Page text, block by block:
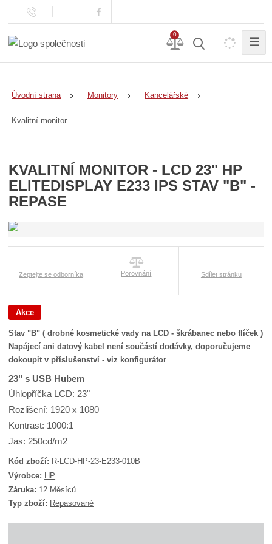
0
☰
Úvodní strana Monitory Kancelářské
Kvalitní monitor - LCD 23" HP EliteDisplay E233 IPS stav "B" - Repase
KVALITNÍ MONITOR - LCD 23" HP
ELITEDISPLAY E233 IPS STAV "B" -
REPASE
Zeptejte se odborníka Porovnání Sdílet stránku
Akce
Stav "B" ( drobné kosmetické vady na LCD - škrábanec nebo flíček )
Napájecí ani datový kabel není součástí dodávky, doporučujeme
dokoupit v příslušenství - viz konfigurátor
23" s USB Hubem
Úhlopříčka LCD: 23"
Rozlišení: 1920 x 1080
Kontrast: 1000:1
Jas: 250cd/m2
Kód zboží: R-LCD-HP-23-E233-010B
K
ó
d
d
d
Výrobce: HP
Záruka: 12 Měsíců
Typ zboží: Repasované